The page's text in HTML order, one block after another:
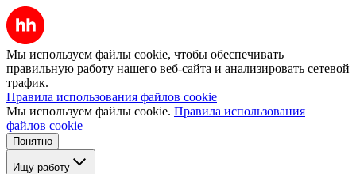
Мы используем файлы cookie, чтобы обеспечивать
правильную работу нашего веб-сайта и анализировать сетевой
трафик.
Правила использования файлов cookie
Мы используем файлы cookie. Правила использования
файлов cookie
Понятно
Ищу работу